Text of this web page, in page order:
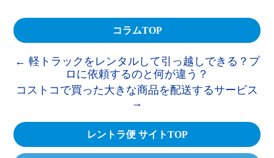
コラムTOP
← 軽トラックをレンタルして引っ越しできる？プ
ロに依頼するのと何が違う？
コストコで買った大きな商品を配送するサービス
→
レントラ便 サイトTOP